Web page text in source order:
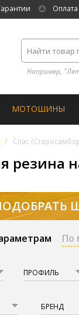
Оплата
Например,
МОТОШИНЫ
Спас
резина
По
ПРОФИЛЬ
БРЕНД